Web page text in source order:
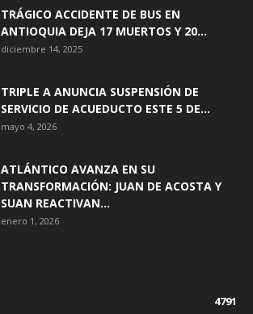
TRÁGICO ACCIDENTE DE BUS EN
ANTIOQUIA DEJA 17 MUERTOS Y 20...
diciembre 14, 2025
TRIPLE A ANUNCIA SUSPENSIÓN DE
SERVICIO DE ACUEDUCTO ESTE 5 DE...
mayo 4, 2026
ATLÁNTICO AVANZA EN SU
TRANSFORMACIÓN: JUAN DE ACOSTA Y
SUAN REACTIVAN...
enero 1, 2026
4791